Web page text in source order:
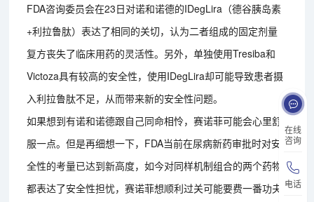
在线
咨询
电话
FDA咨询委员会在23日对诺和诺德的IDegLira（德谷胰岛素
+利拉鲁肽）表达了相同的关切，认为二者组成的固定剂量
复方丧失了临床用药的灵活性。另外，单独使用Tresiba和
Victoza具有较高的安全性，使用IDegLira却可能导致患者摄
入利拉鲁肽不足，从而带来新的安全性问题。
如果想到有诺和诺德跟自己同命相怜，赛诺菲可能会心里舒
服一点。但是再细想一下，FDA当前在尿病新药审批时对安
全性的考量已达到新高度，如今对同样机制组合的两个药物
都表达了安全性担忧，赛诺菲想顺利过关可能要费一番功夫